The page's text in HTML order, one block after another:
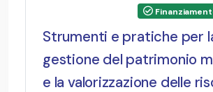
Strumenti e pratiche per
gestione del patrimonio
e la valorizzazione delle